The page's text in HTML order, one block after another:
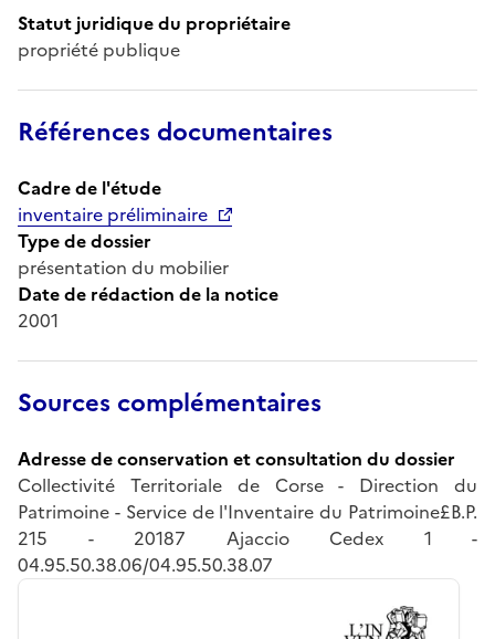
Statut juridique du propriétaire
propriété publique
Références documentaires
Cadre de l'étude
inventaire préliminaire
Type de dossier
présentation du mobilier
Date de rédaction de la notice
2001
Sources complémentaires
Adresse de conservation et consultation du dossier
Collectivité Territoriale de Corse - Direction du
Patrimoine - Service de l'Inventaire du Patrimoine£B.P.
215 - 20187 Ajaccio Cedex 1 -
04.95.50.38.06/04.95.50.38.07